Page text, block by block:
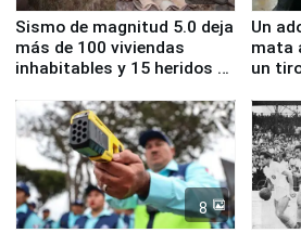
Sismo de magnitud 5.0 deja
más de 100 viviendas
inhabitables y 15 heridos en
Un
mata
un
8